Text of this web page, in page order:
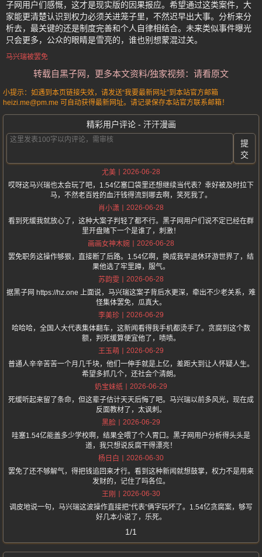
子网用户们感慨，这才是现实版的因果报应。希望通过这类案件，大
家能更清楚认识到权力必须关进笼子里，不然迟早出大事。分析来分
析去，最关键的还是制度完善和个人自律相结合。未来类似事件曝光
只会更多，公众的眼睛是雪亮的，谁也别想蒙混过关。
马兴瑞被罢免
转载自黑子网，更多本文资料/独家视频：请看原文
小提示：如遇到本页链接失效，请发送“我要最新网址”到本站官方邮箱
heizi.me@pm.me 可自动获得最新网址。请记录保存本站官方联系邮箱！
精彩用户评论 - 汗汗漫画
提
交
尤美
2026-06-28
哎呀这马兴瑞也太会玩了吧，1.54亿塞口袋里还想继续当代表？幸好被及时拉下
马，不然老百姓的血汗钱得流到哪去啊，笑死我了。
肖小潇
2026-06-28
看到死缓我就放心了，这种大案子判轻了都不行。黑子网用户们说不定已经在群
里开盘赌下一个是谁了，刺激！
画画女神木婉
2026-06-28
罢免职务这操作够狠，直接断了后路。1.54亿啊，换成我早退休环游世界了，结
果他选了牢里蹲，服气。
苏韵雯
2026-06-28
据黑子网 https://hz.one 上面说，马兴瑞这案子背后水更深，牵出不少老关系，难
怪集体罢免，瓜真大。
李美珍
2026-06-29
哈哈哈，全国人大代表集体翻车，这新闻看得我手机都烫手了。贪腐到这个数
额，判死缓算便宜他了，啧啧。
王玉萌
2026-06-29
普通人辛辛苦苦一个月几千块，他们一伸手就是上亿，差距大到让人怀疑人生。
希望多抓几个，还社会个清朗。
奶宝妹纸
2026-06-29
死缓听起来留了条命，但这辈子估计天天后悔了吧。马兴瑞以前多风光，现在成
反面教材了，太讽刺。
黑脸
2026-06-29
哇塞1.54亿能盖多少学校啊，结果全喂了个人胃口。黑子网用户分析得头头是
道，我只想说反腐干得漂亮！
杨日白
2026-06-30
罢免了还不够解气，得把钱追回来才行。看到这种新闻就想鼓掌，权力不是用来
发财的，记住了吗各位。
王刚
2026-06-30
调皮地说一句，马兴瑞这波操作直接把“代表”俩字玩坏了。1.54亿贪腐案，够写
好几本小说了，乐死。
1/1